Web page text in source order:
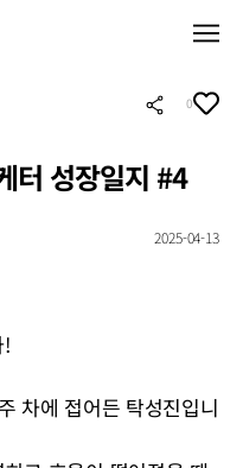
0
터 성장일지 #4
2025-04-13
!
차에 접어든 탁성진입니